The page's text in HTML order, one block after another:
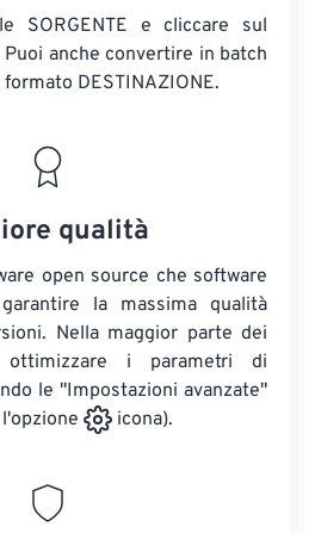
SORGENTE e cliccare sul
anche convertire in batch
formato DESTINAZIONE.
qualità
open source che software
la massima qualità
Nella maggior parte dei
i parametri di
le "Impostazioni avanzate"
icona).